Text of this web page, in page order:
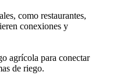
como restaurantes,
conexiones y
agrícola para conectar
de riego.